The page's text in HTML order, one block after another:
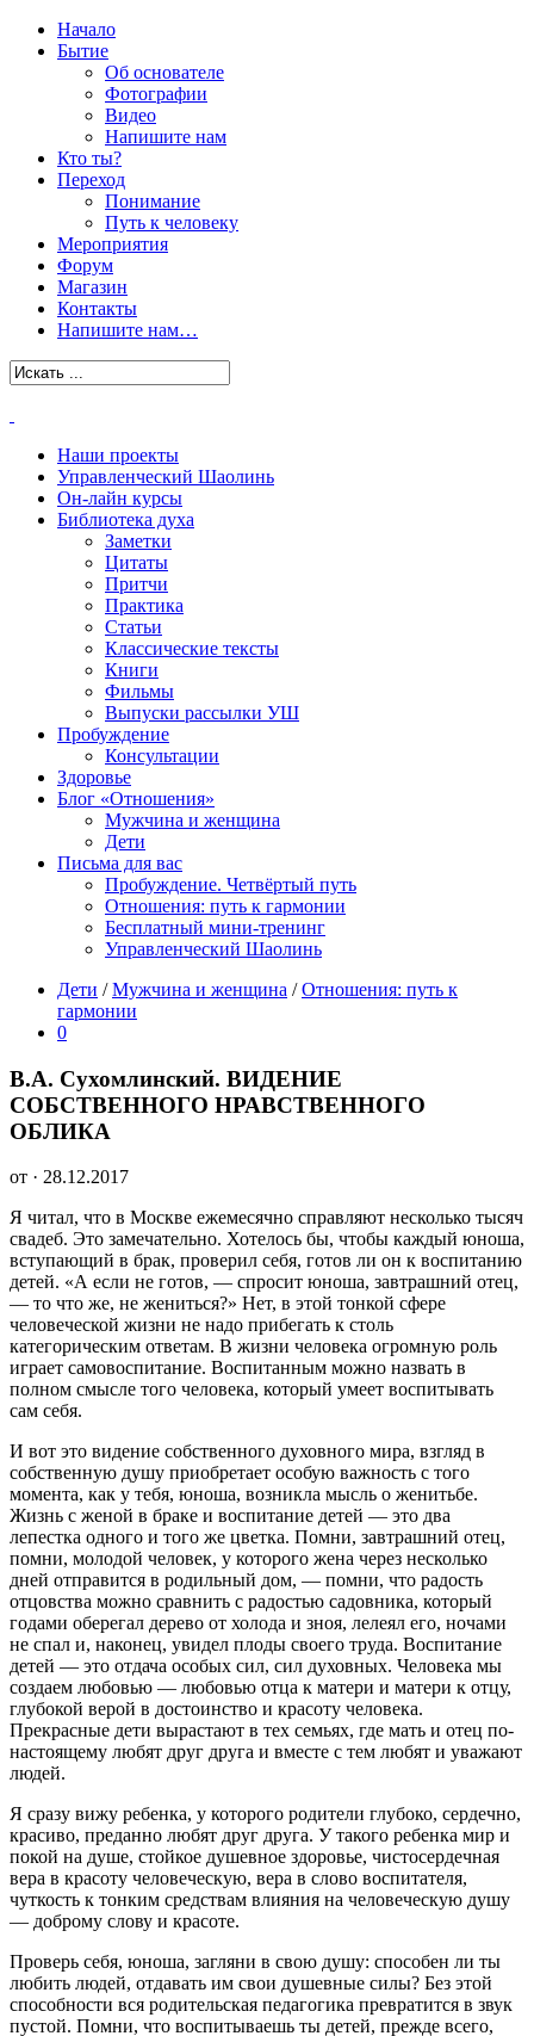
Начало
Бытие
Об основателе
Фотографии
Видео
Напишите нам
Кто ты?
Переход
Понимание
Путь к человеку
Мероприятия
Форум
Магазин
Контакты
Напишите нам…
Наши проекты
Управленческий Шаолинь
Он-лайн курсы
Библиотека духа
Заметки
Цитаты
Притчи
Практика
Статьи
Классические тексты
Книги
Фильмы
Выпуски рассылки УШ
Пробуждение
Консультации
Здоровье
Блог «Отношения»
Мужчина и женщина
Дети
Письма для вас
Пробуждение. Четвёртый путь
Отношения: путь к гармонии
Бесплатный мини-тренинг
Управленческий Шаолинь
Дети / Мужчина и женщина / Отношения: путь к
гармонии
0
В.А. Сухомлинский. ВИДЕНИЕ
СОБСТВЕННОГО НРАВСТВЕННОГО
ОБЛИКА
от · 28.12.2017
Я читал, что в Москве ежемесячно справляют несколько тысяч
свадеб. Это замечательно. Хотелось бы, чтобы каждый юноша,
вступающий в брак, проверил себя, готов ли он к воспитанию
детей. «А если не готов, — спросит юноша, завтрашний отец,
— то что же, не жениться?» Нет, в этой тонкой сфере
человеческой жизни не надо прибегать к столь
категорическим ответам. В жизни человека огромную роль
играет самовоспитание. Воспитанным можно назвать в
полном смысле того человека, который умеет воспитывать
сам себя.
И вот это видение собственного духовного мира, взгляд в
собственную душу приобретает особую важность с того
момента, как у тебя, юноша, возникла мысль о женитьбе.
Жизнь с женой в браке и воспитание детей — это два
лепестка одного и того же цветка. Помни, завтрашний отец,
помни, молодой человек, у которого жена через несколько
дней отправится в родильный дом, — помни, что радость
отцовства можно сравнить с радостью садовника, который
годами оберегал дерево от холода и зноя, лелеял его, ночами
не спал и, наконец, увидел плоды своего труда. Воспитание
детей — это отдача особых сил, сил духовных. Человека мы
создаем любовью — любовью отца к матери и матери к отцу,
глубокой верой в достоинство и красоту человека.
Прекрасные дети вырастают в тех семьях, где мать и отец по-
настоящему любят друг друга и вместе с тем любят и уважают
людей.
Я сразу вижу ребенка, у которого родители глубоко, сердечно,
красиво, преданно любят друг друга. У такого ребенка мир и
покой на душе, стойкое душевное здоровье, чистосердечная
вера в красоту человеческую, вера в слово воспитателя,
чуткость к тонким средствам влияния на человеческую душу
— доброму слову и красоте.
Проверь себя, юноша, загляни в свою душу: способен ли ты
любить людей, отдавать им свои душевные силы? Без этой
способности вся родительская педагогика превратится в звук
пустой. Помни, что воспитываешь ты детей, прежде всего,